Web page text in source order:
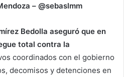
– @sebaslmm
Bedolla aseguró que en
total contra la
coordinados con el gobierno
decomisos y detenciones en